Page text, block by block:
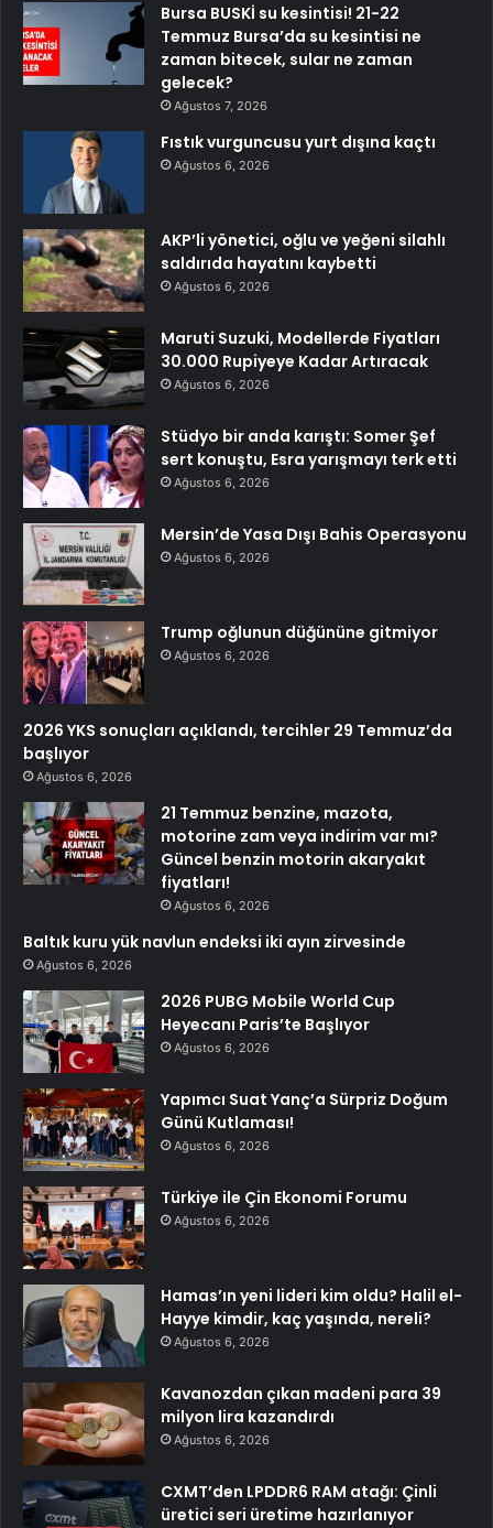
Bursa BUSKİ su kesintisi! 21-22
Temmuz Bursa’da su kesintisi ne
zaman bitecek, sular ne zaman
gelecek?
Ağustos 7, 2026
Fıstık vurguncusu yurt dışına kaçtı
Ağustos 6, 2026
AKP’li yönetici, oğlu ve yeğeni silahlı
saldırıda hayatını kaybetti
Ağustos 6, 2026
Maruti Suzuki, Modellerde Fiyatları
30.000 Rupiyeye Kadar Artıracak
Ağustos 6, 2026
Stüdyo bir anda karıştı: Somer Şef
sert konuştu, Esra yarışmayı terk etti
Ağustos 6, 2026
Mersin’de Yasa Dışı Bahis Operasyonu
Ağustos 6, 2026
Trump oğlunun düğününe gitmiyor
Ağustos 6, 2026
2026 YKS sonuçları açıklandı, tercihler 29 Temmuz’da
başlıyor
Ağustos 6, 2026
21 Temmuz benzine, mazota,
motorine zam veya indirim var mı?
Güncel benzin motorin akaryakıt
fiyatları!
Ağustos 6, 2026
Baltık kuru yük navlun endeksi iki ayın zirvesinde
Ağustos 6, 2026
2026 PUBG Mobile World Cup
Heyecanı Paris’te Başlıyor
Ağustos 6, 2026
Yapımcı Suat Yanç’a Sürpriz Doğum
Günü Kutlaması!
Ağustos 6, 2026
Türkiye ile Çin Ekonomi Forumu
Ağustos 6, 2026
Hamas’ın yeni lideri kim oldu? Halil el-
Hayye kimdir, kaç yaşında, nereli?
Ağustos 6, 2026
Kavanozdan çıkan madeni para 39
milyon lira kazandırdı
Ağustos 6, 2026
CXMT’den LPDDR6 RAM atağı: Çinli
üretici seri üretime hazırlanıyor